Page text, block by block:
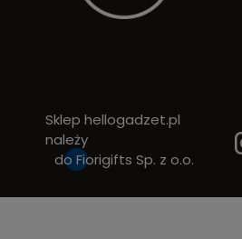
Sklep hellogadzet.pl
należy
do Fiorigifts Sp. z o.o.